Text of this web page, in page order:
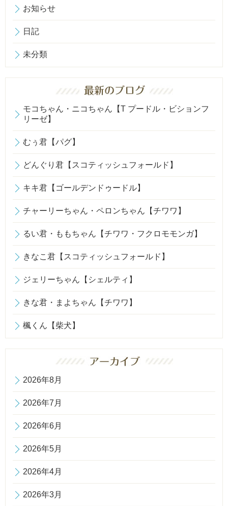
お知らせ
日記
未分類
モコちゃん・ニコちゃん【T プードル・ビションフ
リーゼ】
むぅ君【パグ】
どんぐり君【スコティッシュフォールド】
キキ君【ゴールデンドゥードル】
チャーリーちゃん・ペロンちゃん【チワワ】
るい君・ももちゃん【チワワ・フクロモモンガ】
きなこ君【スコティッシュフォールド】
ジェリーちゃん【シェルティ】
きな君・まよちゃん【チワワ】
楓くん【柴犬】
2026年8月
2026年7月
2026年6月
2026年5月
2026年4月
2026年3月